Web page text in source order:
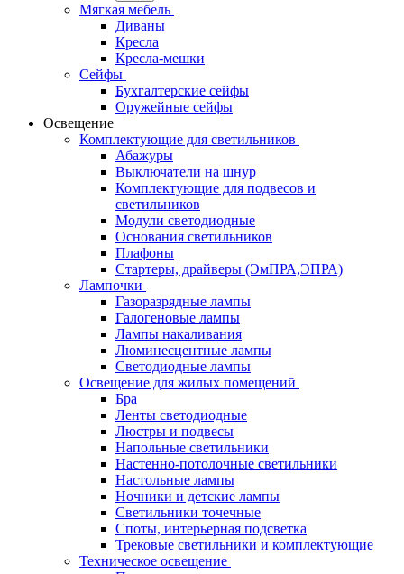
Мягкая мебель
Диваны
Кресла
Кресла-мешки
Сейфы
Бухгалтерские сейфы
Оружейные сейфы
Освещение
Комплектующие для светильников
Абажуры
Выключатели на шнур
Комплектующие для подвесов и
светильников
Модули светодиодные
Основания светильников
Плафоны
Стартеры, драйверы (ЭмПРА,ЭПРА)
Лампочки
Газоразрядные лампы
Галогеновые лампы
Лампы накаливания
Люминесцентные лампы
Светодиодные лампы
Освещение для жилых помещений
Бра
Ленты светодиодные
Люстры и подвесы
Напольные светильники
Настенно-потолочные светильники
Настольные лампы
Ночники и детские лампы
Светильники точечные
Споты, интерьерная подсветка
Трековые светильники и комплектующие
Техническое освещение